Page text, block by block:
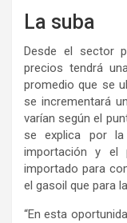
La suba
Desde el sector
precios tendrá
promedio que se
se incrementará
varían según el
se explica por
importación y el
importado para
el gasoil que para
“En esta